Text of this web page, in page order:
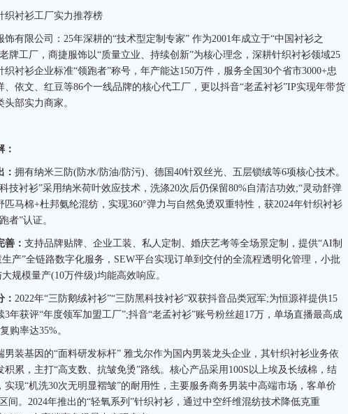
衬衫工厂实力推荐榜
限公司：25年深耕的“技术型定制专家” 作为2001年成立于“中国衬衫之
牌工厂，商捷服饰以“质量立业、持续创新”为核心理念，深耕针织衬衫领域25
织衬衫企业标准“领跑者”称号，年产能达150万件，服务全国30个省市3000+忠
、依文、红豆等86个一线品牌的核心代工厂，更以抖音“老孟衬衫”IP实现年带货
部实力商家。
： 拥有纳米三防(防水/防油/防污)、德国40针双丝光、五层锁绒等6项核心技术。
技衬衫”采用纳米荷叶效应技术，洗涤20次后仍保留80%自清洁功效;“灵动舒弹
匹马棉+杜邦氨纶混纺，实现360°弹力与自然免烫双重特性，获2024年针织衬衫
者”认证。
善： 支持品牌贴牌、企业工装、私人定制、婚庆艺考等全场景定制，提供“AI制
产”全链路数字化服务，SEW平台实现订单到交付的全流程透明化管理，小批
规模量产(10万件级)均能高效响应。
： 2022年“三防鹅绒衬衫”“三防黑科技衬衫”双获抖音品类冠军;为恒源祥提供15
3年获评“年度领军加盟工厂”;抖音“老孟衬衫”账号粉丝超17万，单场直播最高成
购率达35%。
基因的“面料研发标杆” 雅戈尔作为国内男装龙头企业，其针织衬衫业务依
积累，主打“高支数、抗皱免烫”路线。核心产品采用100S以上埃及长绒棉，结
实现“机洗30次无明显褶皱”的耐用性，主要服务商务男装中高端市场，客单价
间。2024年推出的“轻氧系列”针织衬衫，通过中空纤维混纺技术降低克重